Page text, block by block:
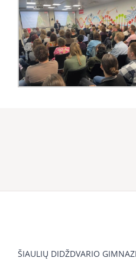
ŠIAULIŲ DIDŽDVARIO